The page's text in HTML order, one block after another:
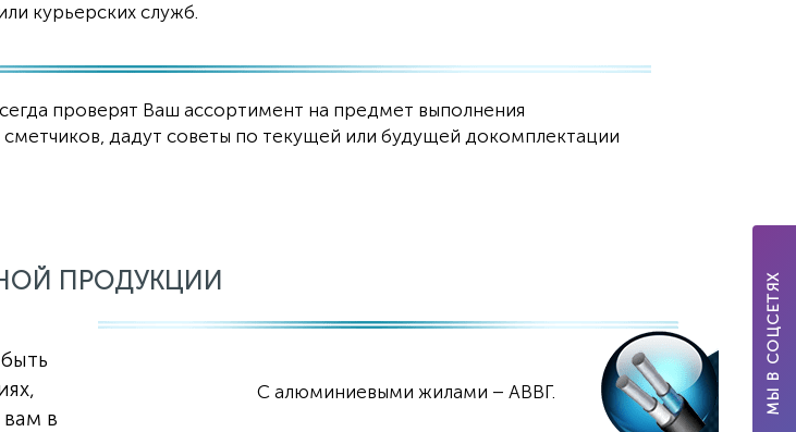
курьерских служб.
проверят Ваш ассортимент на предмет выполнения
дадут советы по текущей или будущей докомплектации
ПРОДУКЦИИ
С алюминиевыми жилами – АВВГ.
в
МЫ В СОЦСЕТЯХ